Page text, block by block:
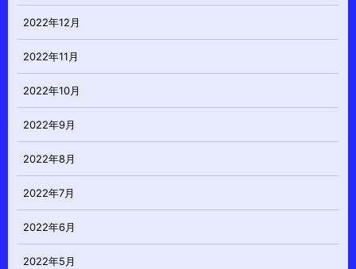
2022年12月
2022年11月
2022年10月
2022年9月
2022年8月
2022年7月
2022年6月
2022年5月